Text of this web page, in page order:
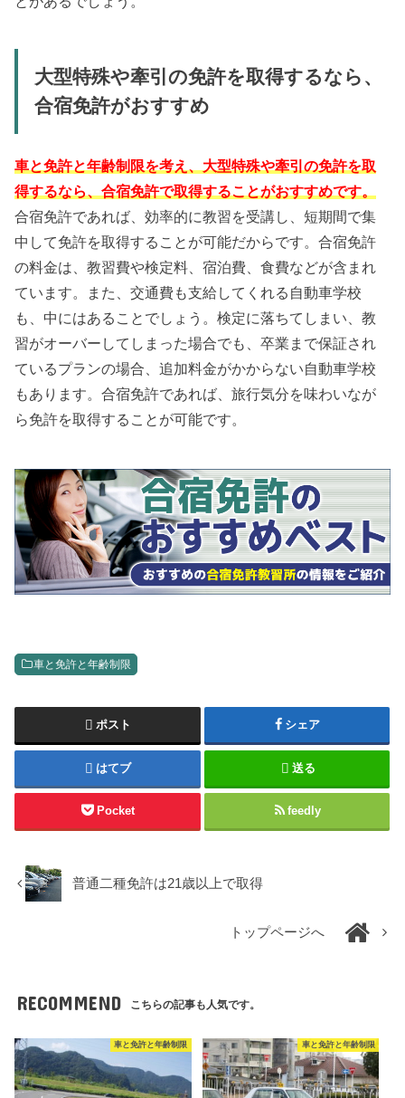
大型特殊や牽引の免許を取得するなら、
合宿免許がおすすめ
車と免許と年齢制限を考え、大型特殊や牽引の免許を取
得するなら、合宿免許で取得することがおすすめです。
合宿免許であれば、効率的に教習を受講し、短期間で集
中して免許を取得することが可能だからです。合宿免許
の料金は、教習費や検定料、宿泊費、食費などが含まれ
ています。また、交通費も支給してくれる自動車学校
も、中にはあることでしょう。検定に落ちてしまい、教
習がオーバーしてしまった場合でも、卒業まで保証され
ているプランの場合、追加料金がかからない自動車学校
もあります。合宿免許であれば、旅行気分を味わいなが
ら免許を取得することが可能です。
車と免許と年齢制限
ポスト シェア
はてブ 送る
Pocket feedly
普通二種免許は21歳以上で取得
トップページへ
RECOMMEND こちらの記事も人気です。
車と免許と年齢制限 車と免許と年齢制限